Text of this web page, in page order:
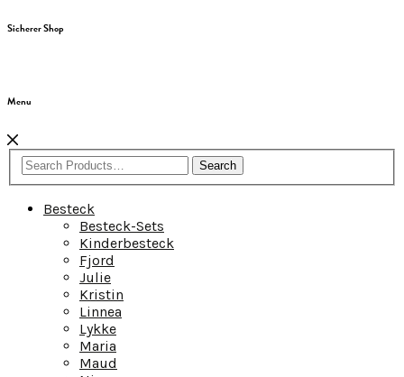
Sicherer Shop
Menu
Search
Besteck
Besteck-Sets
Kinderbesteck
Fjord
Julie
Kristin
Linnea
Lykke
Maria
Maud